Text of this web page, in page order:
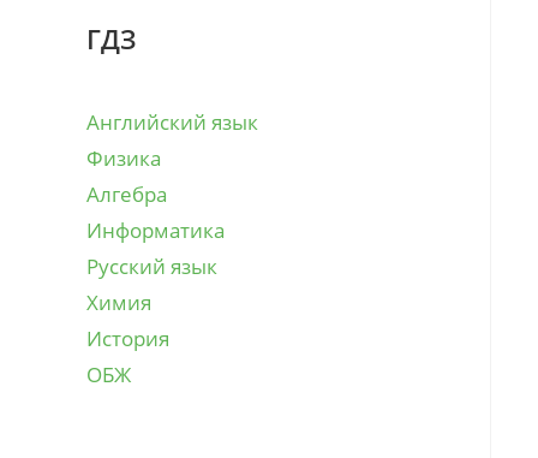
ГДЗ
Английский язык
Физика
Алгебра
Информатика
Русский язык
Химия
История
ОБЖ